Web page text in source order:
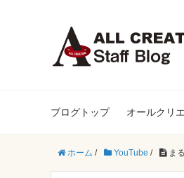
ブログトップ オールクリ
ホーム / YouTube / ま